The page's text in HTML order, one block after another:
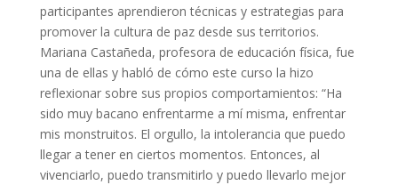
participantes aprendieron técnicas y estrategias para
promover la cultura de paz desde sus territorios.
Mariana Castañeda, profesora de educación física, fue
una de ellas y habló de cómo este curso la hizo
reflexionar sobre sus propios comportamientos: “Ha
sido muy bacano enfrentarme a mí misma, enfrentar
mis monstruitos. El orgullo, la intolerancia que puedo
llegar a tener en ciertos momentos. Entonces, al
vivenciarlo, puedo transmitirlo y puedo llevarlo mejor